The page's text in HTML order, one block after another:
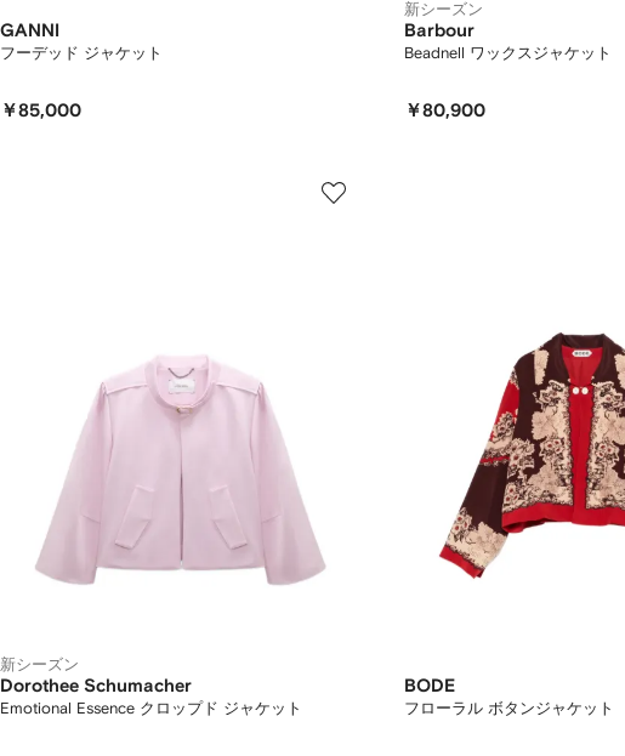
GANNI
フーデッド ジャケット
￥85,000
新シーズン
Barbour
Beadnell ワックスジャケット
￥80,900
新シーズン
Dorothee Schumacher
Emotional Essence クロップド ジャケット
BODE
フローラル ボタンジャケット